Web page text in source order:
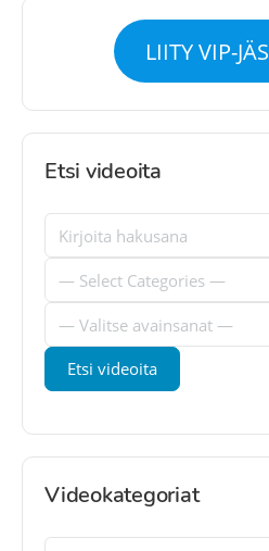
LIITY VIP-
Etsi videoita
Videokategoriat